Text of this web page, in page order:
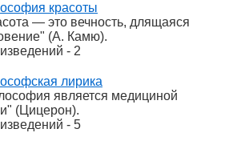
красоты
— это вечность, длящаяся
(А. Камю).
- 2
лирика
является медициной
(Цицерон).
- 5